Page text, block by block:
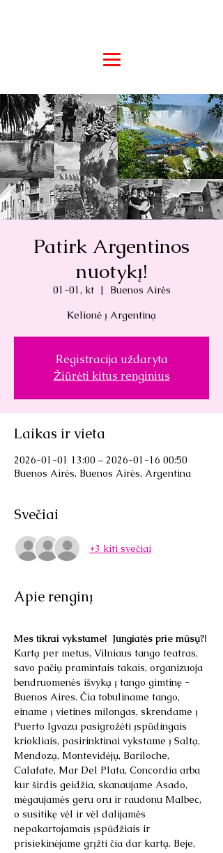
Patirk Argentinos
nuotykį!
01-01, kt
  |
Buenos Airės
Kelionė į Argentiną
Registracija uždaryta
Žiūrėti kitus renginius
Laikas ir vieta
2026-01-01 13:00 – 2026-01-16 00:50
Buenos Airės, Buenos Airės, Argentina
Svečiai
+3 kiti svečiai
Apie renginį
Mes tikrai vykstame!  Jungiatės prie mūsų?!
Kartą per metus, Vilniaus tango teatras,
savo pačių pramintais takais, organizuoja
bendruomenės išvyką į tango gimtinę -
Buenos Aires. Čia tobuliname tango,
einame į vietines milongas, skrendame į
Puerto Igvazu pasigrožėti įspūdingais
kriokliais, pasirinktinai vykstame į Saltą,
Mendozą, Montevidėjų, Bariloche,
Calafate, Mar Del Plata, Concordia arba
kur širdis geidžia, skanaujame Asado,
mėgaujamės geru oru ir raudonu Malbec,
o susitikę vėl ir vėl dalijamės
nepakartojamais įspūdžiais ir
prisiekinėjame grįžti čia dar kartą. Beje,